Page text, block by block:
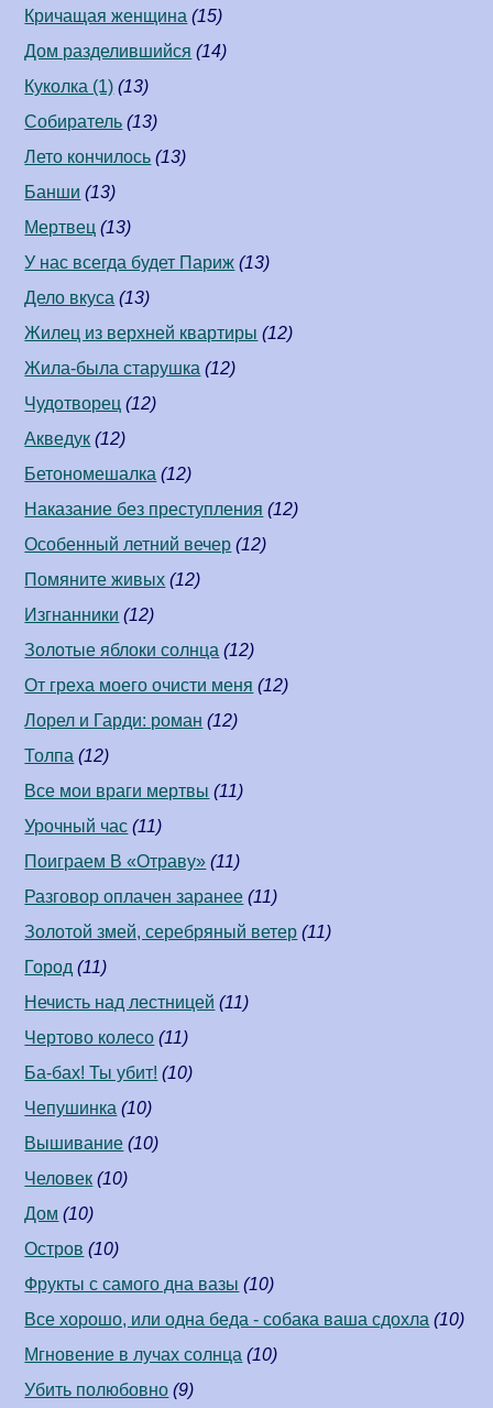
Кричащая женщина (15)
Дом разделившийся (14)
Куколка (1) (13)
Собиратель (13)
Лето кончилось (13)
Банши (13)
Мертвец (13)
У нас всегда будет Париж (13)
Дело вкуса (13)
Жилец из верхней квартиры (12)
Жила-была старушка (12)
Чудотворец (12)
Акведук (12)
Бетономешалка (12)
Наказание без преступления (12)
Особенный летний вечер (12)
Помяните живых (12)
Изгнанники (12)
Золотые яблоки солнца (12)
От греха моего очисти меня (12)
Лорел и Гарди: роман (12)
Толпа (12)
Все мои враги мертвы (11)
Урочный час (11)
Поиграем В «Отраву» (11)
Разговор оплачен заранее (11)
Золотой змей, серебряный ветер (11)
Город (11)
Нечисть над лестницей (11)
Чертово колесо (11)
Ба-бах! Ты убит! (10)
Чепушинка (10)
Вышивание (10)
Человек (10)
Дом (10)
Остров (10)
Фрукты с самого дна вазы (10)
Все хорошо, или одна беда - собака ваша сдохла (10)
Мгновение в лучах солнца (10)
Убить полюбовно (9)